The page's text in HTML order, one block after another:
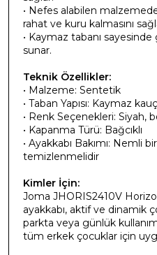
• Nefes alabilen
rahat ve kuru kalmasını
• Kaymaz tabanı
sunar.
Teknik Özellikler:
• Malzeme: Sentetik
• Taban Yapısı: Kaymaz
• Renk Seçenekleri: Siyah,
• Kapanma Türü: Bağcıklı
• Ayakkabı Bakımı: Nemli
temizlenmelidir
Kimler İçin:
Joma JHORIS2410V
ayakkabı, aktif ve dinamik
parkta veya günlük
tüm erkek çocuklar için